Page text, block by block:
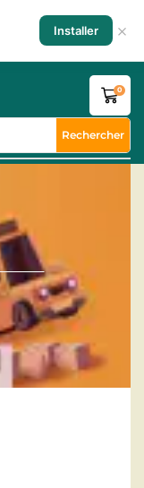
Rechercher
0
Installer ×